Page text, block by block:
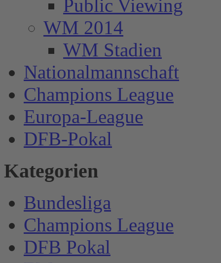
Public Viewing
WM 2014
WM Stadien
Nationalmannschaft
Champions League
Europa-League
DFB-Pokal
Kategorien
Bundesliga
Champions League
DFB Pokal